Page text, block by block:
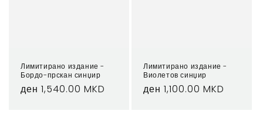
Лимитирано издание -
Бордо-прскан синџир
Regular
ден 1,540.00 MKD
Лимитирано издание -
Виолетов синџир
Regular
ден 1,100.00 MKD